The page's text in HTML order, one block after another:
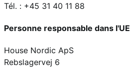
Tél. : +45 31 40 11 88
Personne responsable dans l'UE
House Nordic ApS
Rebslagervej 6